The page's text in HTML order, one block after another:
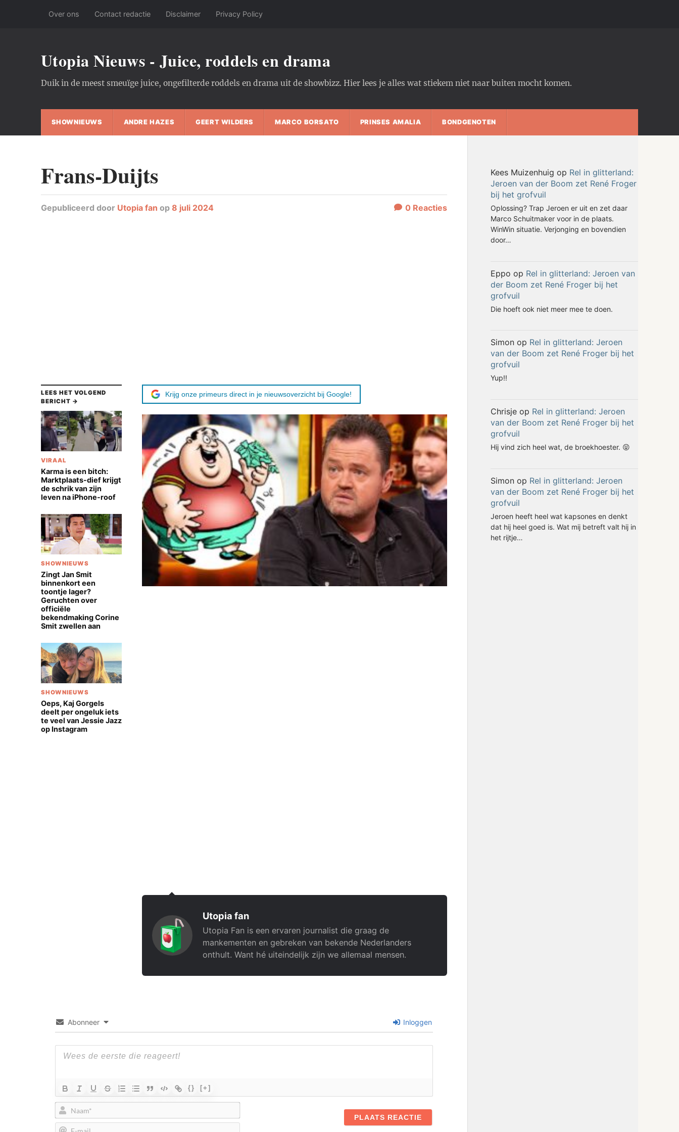
Over ons Contact redactie Disclaimer Privacy Policy
Utopia Nieuws - Juice, roddels en drama
Duik in de meest smeuïge juice, ongefilterde roddels en drama uit de showbizz. Hier lees je alles wat stiekem niet naar buiten mocht komen.
SHOWNIEUWS ANDRE HAZES GEERT WILDERS MARCO BORSATO PRINSES AMALIA BONDGENOTEN
Frans-Duijts
Gepubliceerd door Utopia fan op 8 juli 2024 0 Reacties
LEES HET VOLGEND
BERICHT →
VIRAAL
Karma is een bitch:
Marktplaats-dief krijgt
de schrik van zijn
leven na iPhone-roof
SHOWNIEUWS
Zingt Jan Smit
binnenkort een
toontje lager?
Geruchten over
officiële
bekendmaking Corine
Smit zwellen aan
SHOWNIEUWS
Oeps, Kaj Gorgels
deelt per ongeluk iets
te veel van Jessie Jazz
op Instagram
Krijg onze primeurs direct in je nieuwsoverzicht bij Google!
Utopia fan
Utopia Fan is een ervaren journalist die graag de
mankementen en gebreken van bekende Nederlanders
onthult. Want hé uiteindelijk zijn we allemaal mensen.
Abonneer Inloggen
{} [+]
Naam*
Kees Muizenhuig op Rel in glitterland:
Jeroen van der Boom zet René Froger
bij het grofvuil
Oplossing? Trap Jeroen er uit en zet daar
Marco Schuitmaker voor in de plaats.
WinWin situatie. Verjonging en bovendien
door…
Eppo op Rel in glitterland: Jeroen van
der Boom zet René Froger bij het
grofvuil
Die hoeft ook niet meer mee te doen.
Simonop Rel in glitterland: Jeroen
van der Boom zet René Froger bij het
grofvuil
Yup!!
Chrisjeop Rel in glitterland: Jeroen
van der Boom zet René Froger bij het
grofvuil
Hij vind zich heel wat, de broekhoester. 😝
Simonop Rel in glitterland: Jeroen
van der Boom zet René Froger bij het
grofvuil
Jeroen heeft heel wat kapsones en denkt
dat hij heel goed is. Wat mij betreft valt hij in
het rijtje…